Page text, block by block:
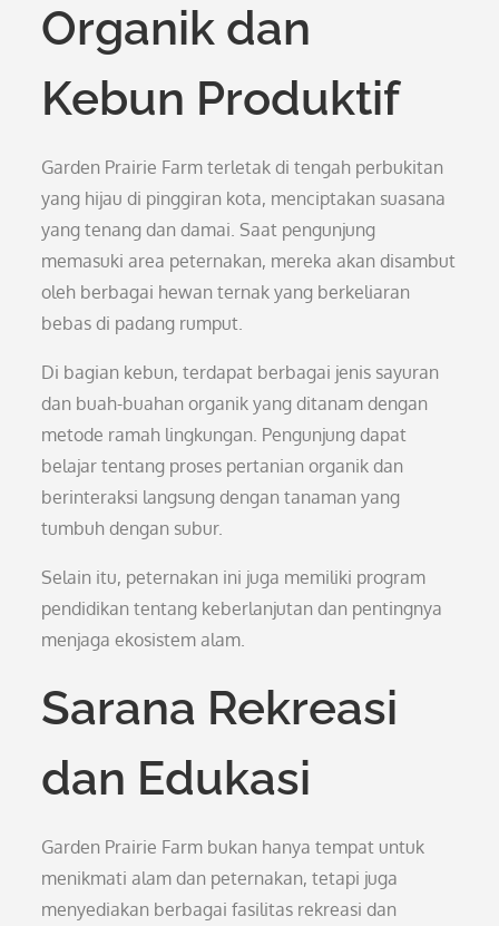
Organik dan
Kebun Produktif
Garden Prairie Farm terletak di tengah perbukitan
yang hijau di pinggiran kota, menciptakan suasana
yang tenang dan damai. Saat pengunjung
memasuki area peternakan, mereka akan disambut
oleh berbagai hewan ternak yang berkeliaran
bebas di padang rumput.
Di bagian kebun, terdapat berbagai jenis sayuran
dan buah-buahan organik yang ditanam dengan
metode ramah lingkungan. Pengunjung dapat
belajar tentang proses pertanian organik dan
berinteraksi langsung dengan tanaman yang
tumbuh dengan subur.
Selain itu, peternakan ini juga memiliki program
pendidikan tentang keberlanjutan dan pentingnya
menjaga ekosistem alam.
Sarana Rekreasi
dan Edukasi
Garden Prairie Farm bukan hanya tempat untuk
menikmati alam dan peternakan, tetapi juga
menyediakan berbagai fasilitas rekreasi dan